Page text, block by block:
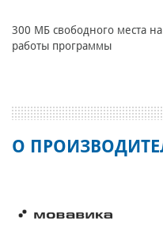
300 МБ свободного места
работы программы
О